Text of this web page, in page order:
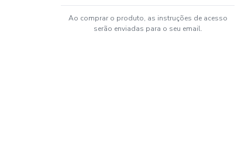
Ao comprar o produto, as instruções de acesso
serão enviadas para o seu email.